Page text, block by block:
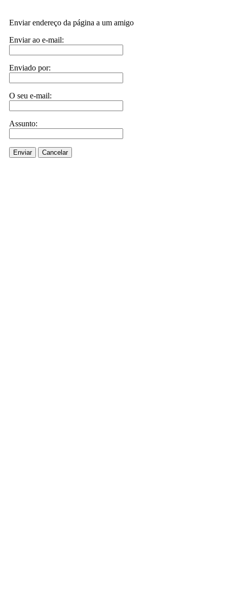
Enviar endereço da página a um amigo
Enviar ao e-mail:
Enviado por:
O seu e-mail:
Assunto:
Enviar Cancelar